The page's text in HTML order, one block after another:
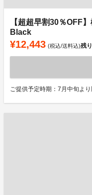
【超超早割30％OFF
Black
¥12,443 (税込/送料込)残り
ご提供予定時期：7月中旬よ